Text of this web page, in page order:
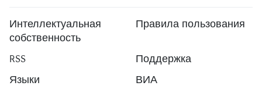
Интеллектуальная
собственность
Правила пользования
RSS
Поддержка
Языки
ВИА